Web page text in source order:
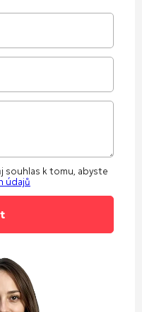
souhlas k tomu, abyste
údajů